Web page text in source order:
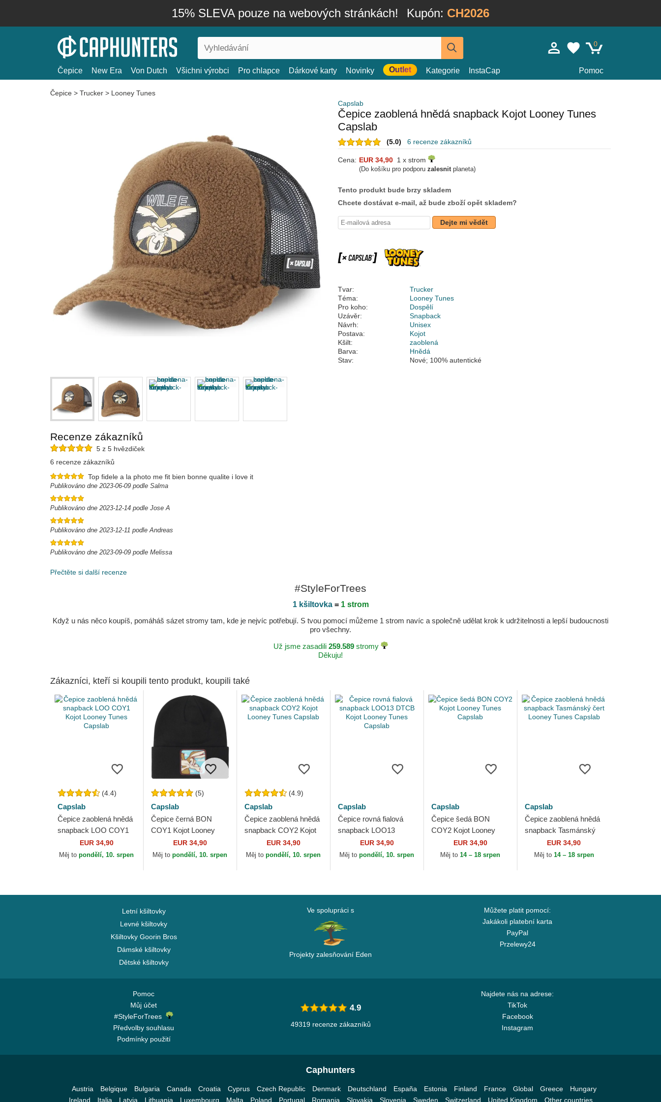
15% SLEVA pouze na webových stránkách! Kupón: CH2026
0
Čepice New Era Von Dutch Všichni výrobci Pro chlapce Dárkové karty Novinky Outlet Kategorie InstaCap Pomoc
Čepice > Trucker > Looney Tunes
Capslab
Čepice zaoblená hnědá snapback Kojot Looney Tunes
Capslab
(5.0) 6 recenze zákazníků
Cena: EUR 34,90 1 x strom
(Do košíku pro podporu zalesnitplaneta)
Tento produkt bude brzy skladem
Chcete dostávat e-mail, až bude zboží opět skladem?
Dejte mi vědět
Tvar:
Trucker
Téma:
Looney Tunes
Pro koho:
Dospělí
Uzávěr:
Snapback
Návrh:
Unisex
Postava:
Kojot
Kšilt:
zaoblená
Barva:
Hnědá
Stav:
Nové; 100% autentické
Recenze zákazníků
5 z 5 hvězdiček
6 recenze zákazníků
Top fidele a la photo me fit bien bonne qualite i love it
Publikováno dne 2023-06-09 podle Salma
Publikováno dne 2023-12-14 podle Jose A
Publikováno dne 2023-12-11 podle Andreas
Publikováno dne 2023-09-09 podle Melissa
Přečtěte si další recenze
#StyleForTrees
1 kšiltovka= 1 strom
Když u nás něco koupíš, pomáháš sázet stromy tam, kde je nejvíc potřebují. S tvou pomocí můžeme 1 strom navíc a společně udělat krok k udržitelnosti a lepší budoucnosti
pro všechny.
Už jsme zasadili 259.589stromy
Děkuju!
Zákazníci, kteří si koupili tento produkt, koupili také
(4.4)
Capslab
Čepice zaoblená hnědá
snapback LOO COY1
Kojot Looney Tunes
Capslab
EUR 34,90
Měj topondělí, 10. srpen
(5)
Capslab
Čepice černá BON
COY1 Kojot Looney
Tunes Capslab
EUR 34,90
Měj topondělí, 10. srpen
(4.9)
Capslab
Čepice zaoblená hnědá
snapback COY2 Kojot
Looney Tunes Capslab
EUR 34,90
Měj topondělí, 10. srpen
Capslab
Čepice rovná fialová
snapback LOO13
DTCB Kojot Looney
Tunes Capslab
EUR 34,90
Měj topondělí, 10. srpen
Capslab
Čepice šedá BON
COY2 Kojot Looney
Tunes Capslab
EUR 34,90
Měj to14 – 18 srpen
Capslab
Čepice zaoblená hnědá
snapback Tasmánský
čert Looney Tunes
Capslab
EUR 34,90
Měj to 14 – 18 srpen
Letní kšiltovky
Levné kšiltovky
Kšiltovky Goorin Bros
Dámské kšiltovky
Dětské kšiltovky
Ve spolupráci s
Projekty zalesňování Eden
Můžete platit pomocí:
Jakákoli platební karta
PayPal
Przelewy24
Pomoc
Můj účet
#StyleForTrees
Předvolby souhlasu
Podmínky použití
Najdete nás na adrese:
TikTok
Facebook
Instagram
4.9
49319 recenze zákazníků
Caphunters
Austria Belgique Bulgaria Canada Croatia Cyprus Czech Republic Denmark Deutschland España Estonia Finland France Global Greece
Hungary
Ireland
Italia Latvia Lithuania Luxembourg Malta Poland Portugal Romania Slovakia Slovenia Sweden Switzerland United Kingdom Other countries